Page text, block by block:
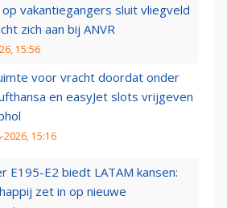
vakantiegangers sluit vliegveld
zich aan bij ANVR
15:56
voor vracht doordat onder
en easyJet slots vrijgeven
2026, 15:16
E195-E2 biedt LATAM kansen:
zet in op nieuwe